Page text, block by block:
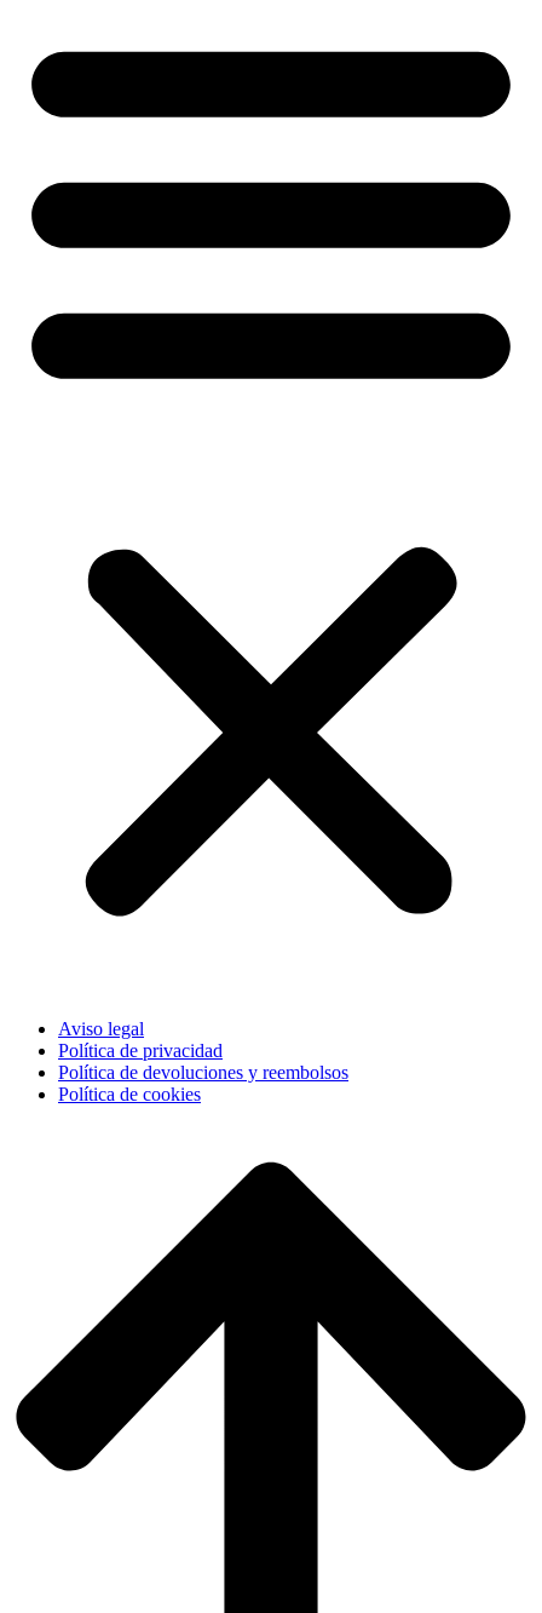
Aviso legal
Política de privacidad
Política de devoluciones y reembolsos
Política de cookies